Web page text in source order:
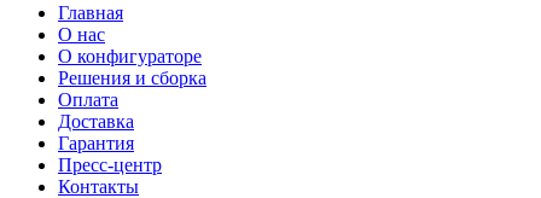
Главная
О нас
О конфигураторе
Решения и сборка
Оплата
Доставка
Гарантия
Пресс-центр
Контакты